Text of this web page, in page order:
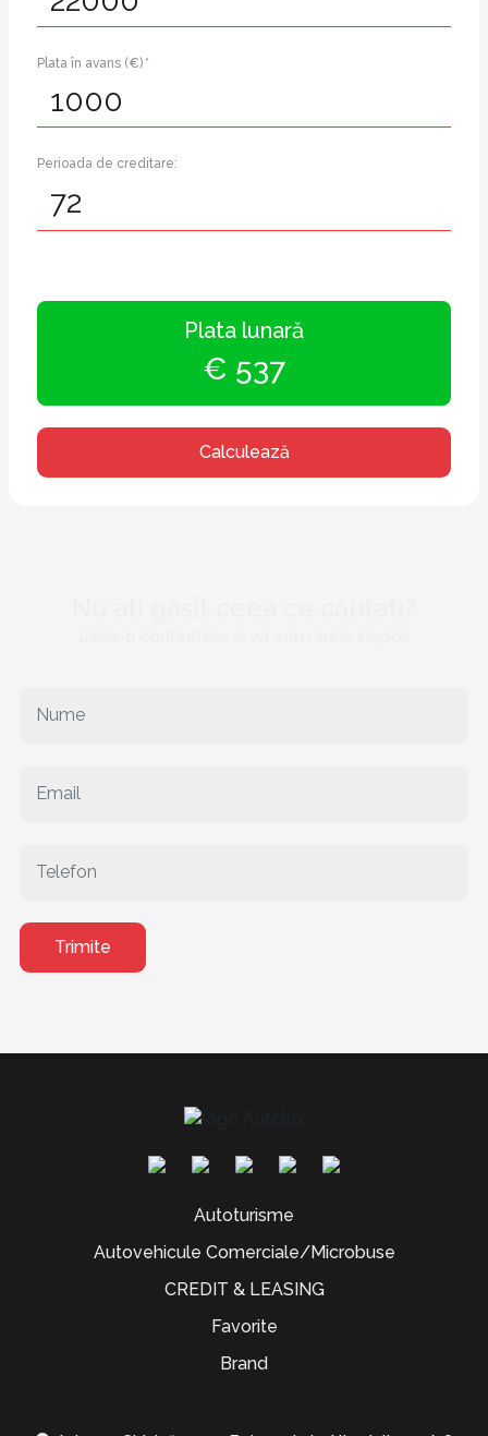
Plata în avans (€) *
Perioada de creditare:
Plata lunară
€ 537
Calculează
Trimite
Autoturisme
Autovehicule Comerciale/Microbuse
CREDIT & LEASING
Favorite
Brand